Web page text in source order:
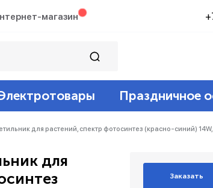
магазин
лампы филамент
лампы
освещение
складские
светодиодные 12v
светодиодный
и сигнализация беспроводные
Праздничное
белт-лайт
для растений, спектр фотосинтез (красно-синий) 14W,
для
Заказать